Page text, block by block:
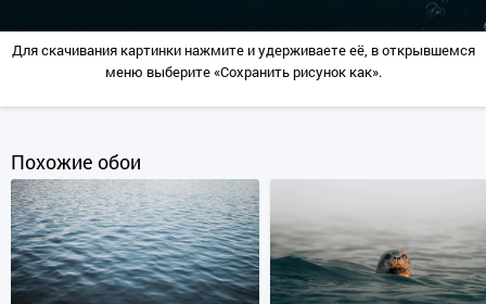
Для скачивания картинки нажмите и удерживаете её, в открывшемся
меню выберите «Сохранить рисунок как».
Похожие обои